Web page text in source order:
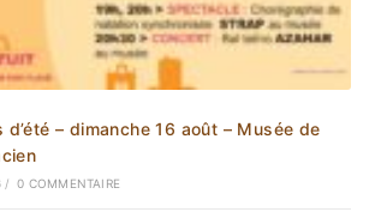
d’été – dimanche 16 août – Musée de
/ 0 COMMENTAIRE